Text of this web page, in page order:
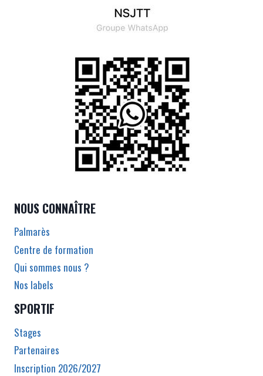
NOUS CONNAÎTRE
Palmarès
Centre de formation
Qui sommes nous ?
Nos labels
SPORTIF
Stages
Partenaires
Inscription 2026/2027